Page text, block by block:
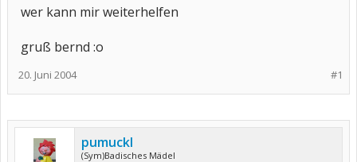
wer kann mir weiterhelfen
gruß bernd :o
#1
20. Juni 2004
pumuckl
(Sym)Badisches Mädel